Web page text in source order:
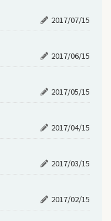
2017/07/15
2017/06/15
2017/05/15
2017/04/15
2017/03/15
2017/02/15